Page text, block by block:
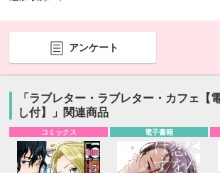
アンケート
「ラブレター・ラブレター・カフェ【
し付】」関連商品
コミックス 電子書籍